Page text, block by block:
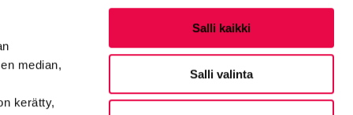
median,
kerätty,
Salli kaikki
Salli valinta